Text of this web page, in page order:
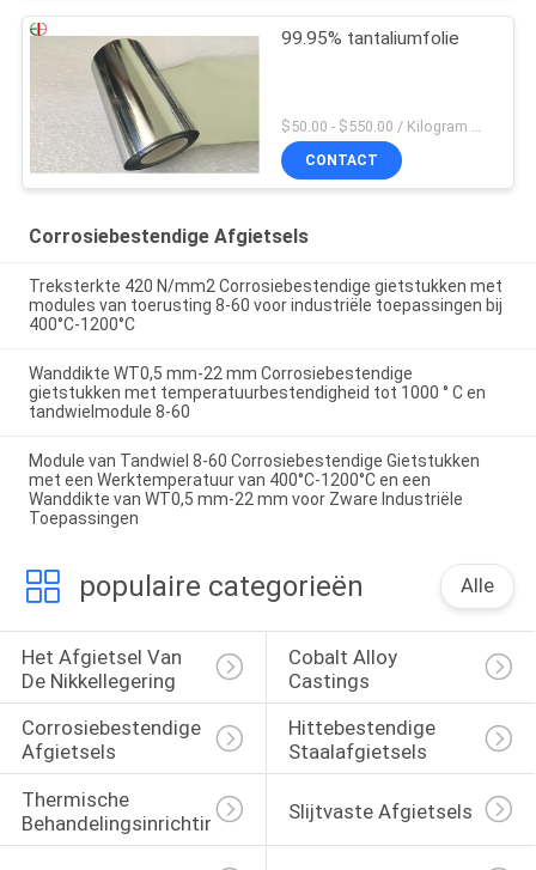
99.95% tantaliumfolie
CONTACT
Corrosiebestendige Afgietsels
Treksterkte 420 N/mm2 Corrosiebestendige gietstukken met
modules van toerusting 8-60 voor industriële toepassingen bij
400°C-1200°C
Wanddikte WT0,5 mm-22 mm Corrosiebestendige
gietstukken met temperatuurbestendigheid tot 1000 ° C en
tandwielmodule 8-60
Module van Tandwiel 8-60 Corrosiebestendige Gietstukken
met een Werktemperatuur van 400°C-1200°C en een
Wanddikte van WT0,5 mm-22 mm voor Zware Industriële
Toepassingen
populaire categorieën Alle
Het Afgietsel Van
De Nikkellegering
Cobalt Alloy
Castings
Corrosiebestendige
Afgietsels
Hittebestendige
Staalafgietsels
Thermische
Behandelingsinrichtingen
Slijtvaste Afgietsels